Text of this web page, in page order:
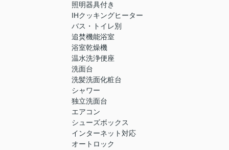
照明器具付き
IHクッキングヒーター
バス・トイレ別
追焚機能浴室
浴室乾燥機
温水洗浄便座
洗面台
洗髪洗面化粧台
シャワー
独立洗面台
エアコン
シューズボックス
インターネット対応
オートロック